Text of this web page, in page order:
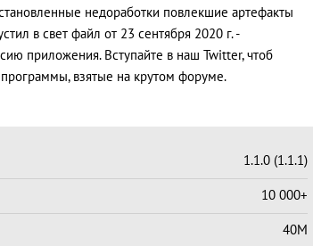
недоработки повлекшие артефакты
в свет файл от 23 сентября 2020 г. -
приложения. Вступайте в наш Twitter, чтоб
взятые на крутом форуме.
1.1.0 (1.1.1)
10 000+
40M